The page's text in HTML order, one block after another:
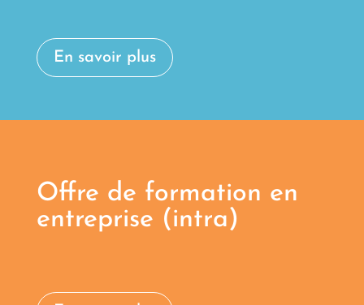
En savoir plus
Offre de formation en
entreprise (intra)